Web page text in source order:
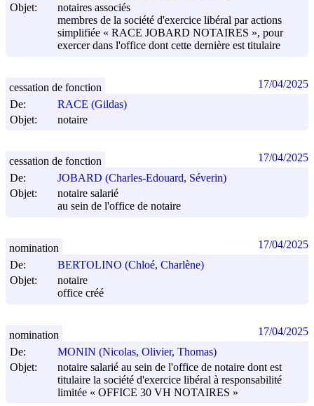
Objet:
notaires associés
membres de la société d'exercice libéral par actions
simplifiée « RACE JOBARD NOTAIRES », pour
exercer dans l'office dont cette dernière est titulaire
De:
RACE (Gildas)
Objet:
notaire
cessation de fonction 17/04/2025
De:
JOBARD (Charles-Edouard, Séverin)
Objet:
notaire salarié
au sein de l'office de notaire
cessation de fonction 17/04/2025
De:
BERTOLINO (Chloé, Charlène)
Objet:
notaire
office créé
nomination 17/04/2025
De:
MONIN (Nicolas, Olivier, Thomas)
Objet:
notaire salarié au sein de l'office de notaire dont est
titulaire la société d'exercice libéral à responsabilité
limitée « OFFICE 30 VH NOTAIRES »
nomination 17/04/2025